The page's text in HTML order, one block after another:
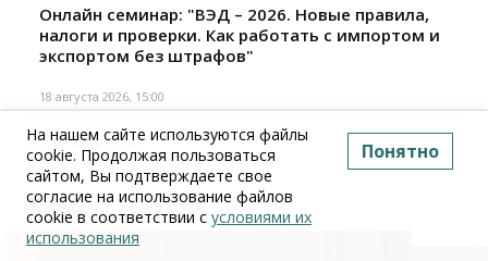
Онлайн семинар: "ВЭД – 2026. Новые правила,
налоги и проверки. Как работать с импортом и
экспортом без штрафов"
18 августа 2026, 15:00
Все мероприятия
Прямым Текстом
На нашем сайте используются файлы
cookie. Продолжая пользоваться
сайтом, Вы подтверждаете свое
согласие на использование файлов
cookie в соответствии с условиями их
использования
Понятно